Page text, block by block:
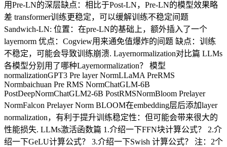
用Pre-LN的深层缺点：相比于Post-LN，Pre-LN的模型效果略
差 transformer训练更稳定，可以缓解训练不稳定间题
Sandwich-LN: 位置：在pre-LN的基础上，额外插入了一个
layernorm 优点：Cogview用来通免值爆炸的间题 缺点：训练
不稳定，可能会导致训练崩溃. Layernormalization对比篇 LLMs
各模型分别用了哪种Layernormalization？ 模型
normalizationGPT3 Pre layer NormLLaMA PreRMS
Normbaichuan Pre RMS NormChatGLM-6B
PostDeepNormChatGLM2-6B PostRMSNormBloom Prelayer
NormFalcon Prelayer Norm BLOOM在embedding层后添加layer
normalization，有利于提升训练稳定性：但可能会带来很大的
性能损失. LLMs激活函数篇 1.介绍一下FFN块计算公式？ 2.介
绍一下GeLU计算公式？ 3.介绍一下Swish 计算公式？ 注：2个